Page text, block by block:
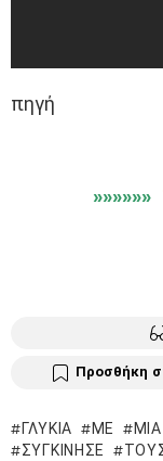
πηγή
»»»»»»
Προσθήκη
ΓΛΥΚΙΆ ΜΕ ΜΙΑ
ΣΥΓΚΊΝΗΣΕ